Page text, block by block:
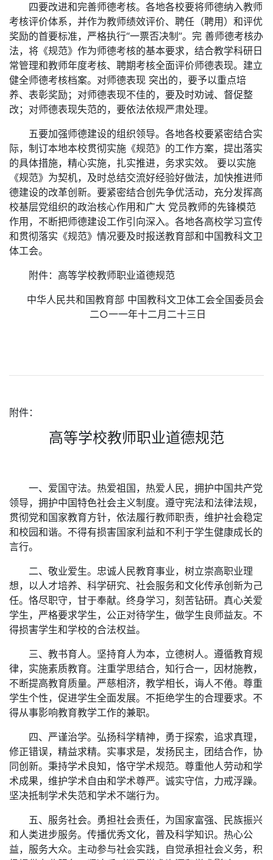
四要改进和完善师德考核。各地各校要将师德纳入教师
考核评价体系，并作为教师绩效评价、聘任（聘用）和评优
奖励的首要标准，严格执行“一票否决制”。完 善师德考核办
法，将《规范》作为师德考核的基本要求，结合教学科研日
常管理和教师年度考核、聘期考核全面评价师德表现。建立
健全师德考核档案。对师德表现 突出的，要予以重点培
养、表彰奖励；对师德表现不佳的，要及时劝诫、督促整
改；对师德表现失范的，要依法依规严肃处理。
五要加强师德建设的组织领导。各地各校要紧密结合实
际，制订本地本校贯彻实施《规范》的工作方案，提出落实
的具体措施，精心实施，扎实推进，务求实效。 要以实施
《规范》为契机，及时总结交流好经验好做法，加快推进师
德建设的改革创新。要紧密结合创先争优活动，充分发挥高
校基层党组织的政治核心作用和广大 党员教师的先锋模范
作用，不断把师德建设工作引向深入。各地各高校学习宣传
和贯彻落实《规范》情况要及时报送教育部和中国教科文卫
体工会。
附件：高等学校教师职业道德规范
中华人民共和国教育部 中国教科文卫体工会全国委员会
二○一一年十二月二十三日
附件：
高等学校教师职业道德规范
一、爱国守法。热爱祖国，热爱人民，拥护中国共产党
领导，拥护中国特色社会主义制度。遵守宪法和法律法规，
贯彻党和国家教育方针，依法履行教师职责，维护社会稳定
和校园和谐。不得有损害国家利益和不利于学生健康成长的
言行。
二、敬业爱生。忠诚人民教育事业，树立崇高职业理
想，以人才培养、科学研究、社会服务和文化传承创新为己
任。恪尽职守，甘于奉献。终身学习，刻苦钻研。真心关爱
学生，严格要求学生，公正对待学生，做学生良师益友。不
得损害学生和学校的合法权益。
三、教书育人。坚持育人为本，立德树人。遵循教育规
律，实施素质教育。注重学思结合，知行合一，因材施教，
不断提高教育质量。严慈相济，教学相长，诲人不倦。尊重
学生个性，促进学生全面发展。不拒绝学生的合理要求。不
得从事影响教育教学工作的兼职。
四、严谨治学。弘扬科学精神，勇于探索，追求真理，
修正错误，精益求精。实事求是，发扬民主，团结合作，协
同创新。秉持学术良知，恪守学术规范。尊重他人劳动和学
术成果，维护学术自由和学术尊严。诚实守信，力戒浮躁。
坚决抵制学术失范和学术不端行为。
五、服务社会。勇担社会责任，为国家富强、民族振兴
和人类进步服务。传播优秀文化，普及科学知识。热心公
益，服务大众。主动参与社会实践，自觉承担社会义务，积